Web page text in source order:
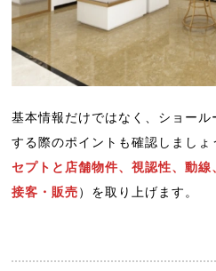
基本情報だけではなく、ショー
する際のポイントも確認しましょ
セプトと店舗物件、視認性、動線
接客・販売）を取り上げます。